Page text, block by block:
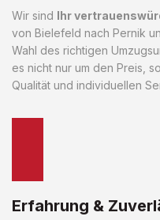
Wir sind Ihr
von Bielefeld nach Pernik
Wahl des richtigen
es nicht nur um den Preis,
Qualität und individuellen
Erfahrung &